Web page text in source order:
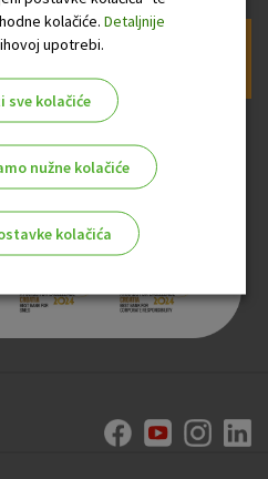
banke
kolačiće. Detaljnije
upotrebi.
sve kolačiće
nužne kolačiće
kolačića